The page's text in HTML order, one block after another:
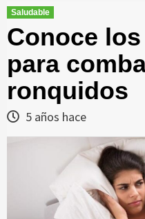
Saludable
Conoce
para
ronquidos
5 años hace